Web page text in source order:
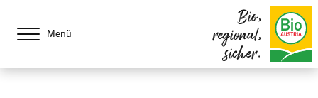
Menü
Bio,
regional,
sicher.